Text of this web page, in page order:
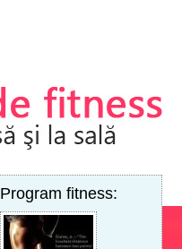
Program fitness: